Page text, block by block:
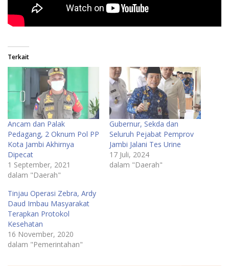
Terkait
Ancam dan Palak
Pedagang, 2 Oknum Pol PP
Kota Jambi Akhirnya
Dipecat
1 September, 2021
dalam "Daerah"
Gubernur, Sekda dan
Seluruh Pejabat Pemprov
Jambi Jalani Tes Urine
17 Juli, 2024
dalam "Daerah"
Tinjau Operasi Zebra, Ardy
Daud Imbau Masyarakat
Terapkan Protokol
Kesehatan
16 November, 2020
dalam "Pemerintahan"